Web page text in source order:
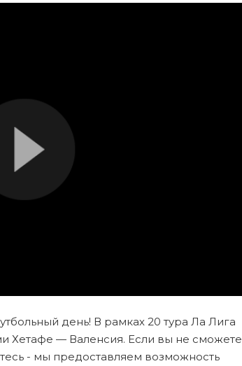
день! В рамках 20 тура Ла Лига
Хетафе — Валенсия. Если вы не сможете
- мы предоставляем возможность